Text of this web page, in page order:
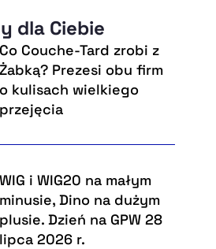
dla Ciebie
Couche-Tard zrobi z
Prezesi obu firm
kulisach wielkiego
przejęcia
i WIG20 na małym
minusie, Dino na dużym
Dzień na GPW 28
lipca 2026 r.